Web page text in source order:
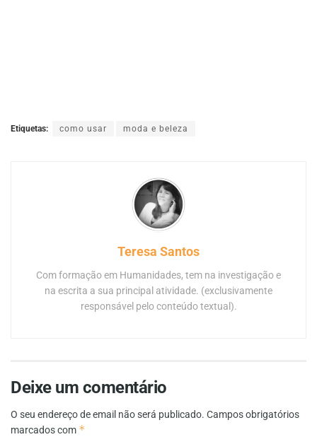
Etiquetas: como usar moda e beleza
Teresa Santos
Com formação em Humanidades, tem na investigação e
na escrita a sua principal atividade. (exclusivamente
responsável pelo conteúdo textual).
Deixe um comentário
O seu endereço de email não será publicado. Campos obrigatórios
marcados com *